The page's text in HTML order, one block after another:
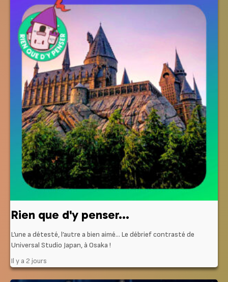
Rien que d'y penser...
L’une a détesté, l’autre a bien aimé… Le débrief contrasté de
Universal Studio Japan, à Osaka !
Il y a 2 jours